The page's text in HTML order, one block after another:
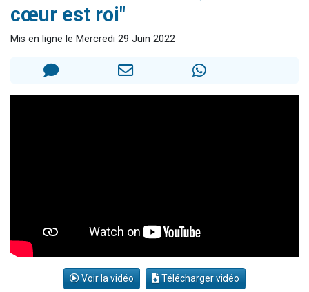
Il reste 49 places pour étudier en groupe sur Zoom
Eva vient de donner son Maasser
cœur est roi"
Mis en ligne le Mercredi 29 Juin 2022
Voir la vidéo Télécharger vidéo